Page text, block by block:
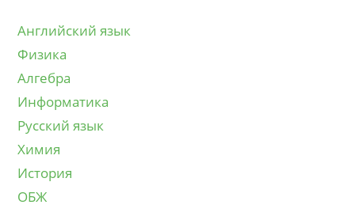
Английский язык
Физика
Алгебра
Информатика
Русский язык
Химия
История
ОБЖ